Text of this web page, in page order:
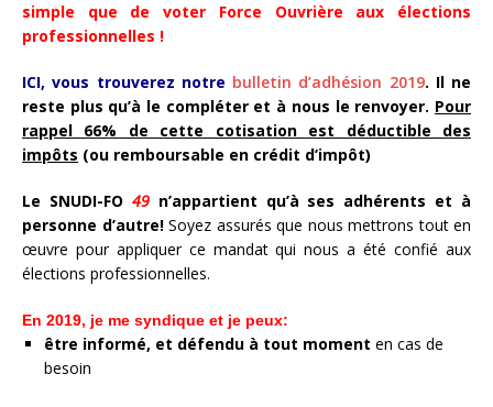
simple que de voter Force Ouvrière aux élections
professionnelles !
ICI, vous trouverez notre bulletin d’adhésion 2019. Il ne
reste plus qu’à le compléter et à nous le renvoyer. Pour
rappel 66% de cette cotisation est déductible des
impôts (ou remboursable en crédit d’impôt)
Le SNUDI-FO 49n’appartient qu’à ses adhérents et à
personne d’autre! Soyez assurés que nous mettrons tout en
œuvre pour appliquer ce mandat qui nous a été confié aux
élections professionnelles.
En 2019, je me syndique et je peux:
être informé, et défendu à tout moment en cas de
besoin